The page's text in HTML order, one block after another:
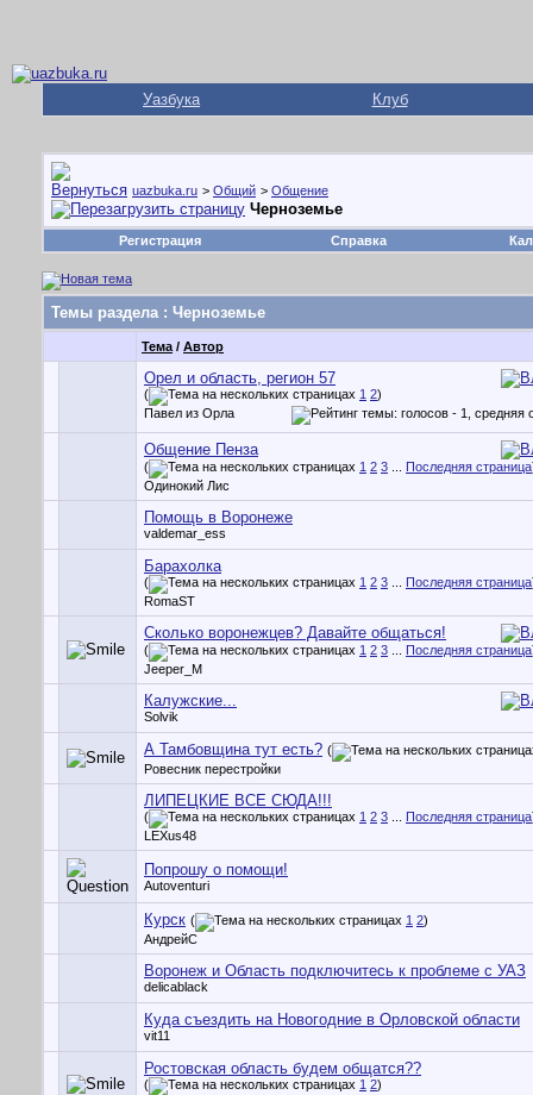
Уазбука Клуб
uazbuka.ru > Общий > Общение
Черноземье
Регистрация Справка
Темы раздела: Черноземье
Тема / Автор
Орел и область, регион 57
( 1 2)
Павел из Орла
Общение Пенза
( 1 2 3 Последняя страница
Одинокий Лис
Помощь в Воронеже
valdemar_ess
Барахолка
( 1 2 3 Последняя страница
RomaST
Сколько воронежцев? Давайте общаться!
( 1 2 3 Последняя страница
Jeeper_M
Калужские...
Solvik
А Тамбовщина тут есть? (
Ровесник перестройки
ЛИПЕЦКИЕ ВСЕ СЮДА!!!
( 1 2 3 Последняя страница
LEXus48
Попрошу о помощи!
Autoventuri
Курск ( 1 2)
АндрейС
Воронеж и Область подключитесь к проблеме с УАЗ
delicablack
Куда съездить на Новогодние в Орловской области
vit11
Ростовская область будем общатся??
( 1 2)